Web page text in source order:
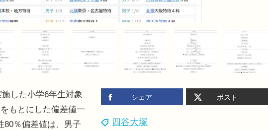
シェア ポスト
四谷大塚
した小学6年生対象
もとにした偏差値一
80％偏差値は、男子